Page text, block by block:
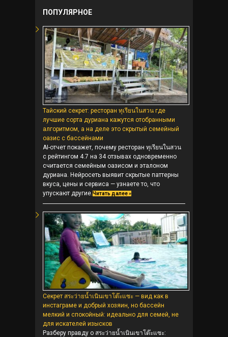
ПОПУЛЯРНОЕ
Тайский секрет: ресторан ทุเรียนในสวน где
лучшие сорта дуриана кажутся отобранными
алгоритмом, а на деле это скрытый семейный
оазис с бассейнами
AI-отчет покажет, почему ресторан ทุเรียนในสวน
с рейтингом 4.7 на 34 отзывах одновременно
считается семейным оазисом и эталоном
дуриана. Нейросеть выявит скрытые паттерны
вкуса, цены и сервиса — узнаете то, что
упускают другие.Читать далее »
Секрет สระว่ายน้ำเนินเขาโต๊ะแซะ — вид как в
инстаграме и добрый хозяин, но бассейн
мелкий и спокойный: идеально для семей, не
для искателей изысков
Разберу правду о สระว่ายน้ำเนินเขาโต๊ะแซะ: